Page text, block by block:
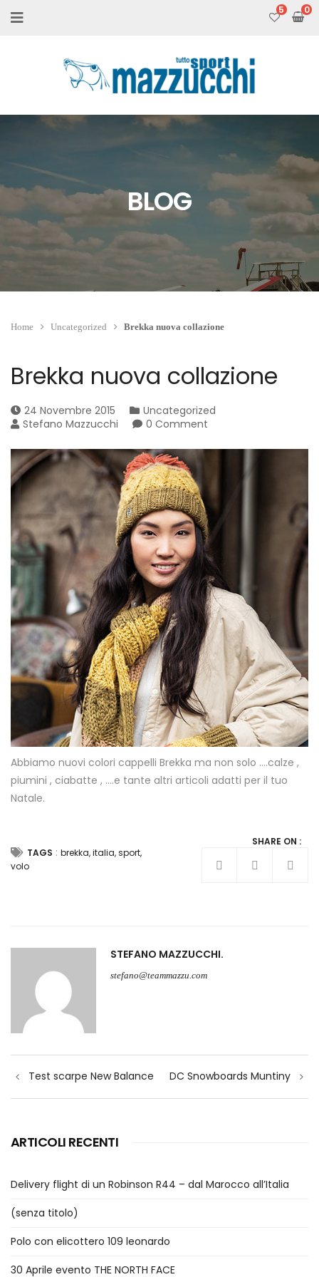
5
BLOG
Home Uncategorized Brekka nuova collazione
Brekka nuova collazione
24 Novembre 2015
Uncategorized
Stefano Mazzucchi
0 Comment
Abbiamo nuovi colori cappelli Brekka ma non solo ….calze ,
piumini , ciabatte , ….e tante altri articoli adatti per il tuo
Natale.
TAGS : brekka,italia,sport,
volo
SHARE ON :
STEFANO MAZZUCCHI
stefano@teammazzu.com
articoli
Test scarpe New Balance DC Snowboards Muntiny
ARTICOLI RECENTI
Delivery flight di un Robinson R44 – dal Marocco all’Italia
(senza titolo)
Polo con elicottero 109 leonardo
30 Aprile evento THE NORTH FACE